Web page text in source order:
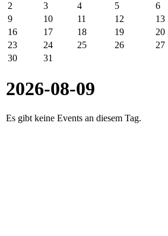
2
3 4 5 6
9
10 11 12 13
16
17 18 19 20
23
24 25 26 27
30
31
2026-08-09
Es gibt keine Events an diesem Tag.